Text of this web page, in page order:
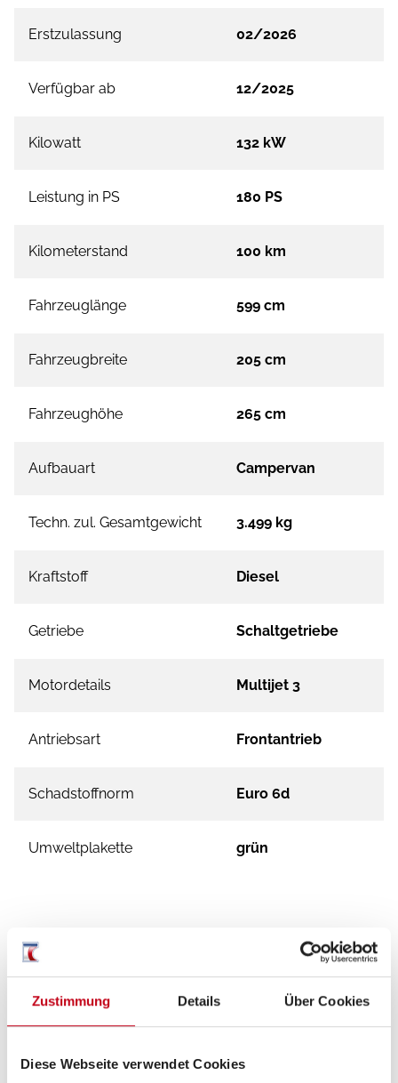
Zustimmung Details Über Cookies
Diese Webseite verwendet Cookies
Erstzulassung 02/2026
Verfügbar ab 12/2025
Kilowatt 132 kW
Leistung in PS 180 PS
Kilometerstand 100 km
Fahrzeuglänge 599 cm
Fahrzeugbreite 205 cm
Fahrzeughöhe 265 cm
Aufbauart Campervan
Techn. zul. Gesamtgewicht 3.499 kg
Kraftstoff Diesel
Getriebe Schaltgetriebe
Motordetails Multijet 3
Antriebsart Frontantrieb
Schadstoffnorm Euro 6d
Umweltplakette grün
Ausstattung
Fahrgestell